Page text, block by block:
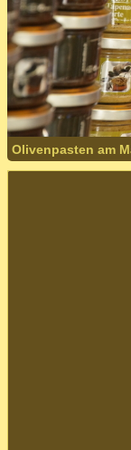
Olivenpasten am